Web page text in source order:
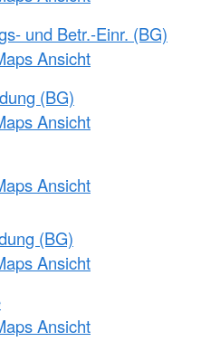
und Betr.-Einr. (BG)
Ansicht
(BG)
Ansicht
Ansicht
(BG)
Ansicht
Ansicht